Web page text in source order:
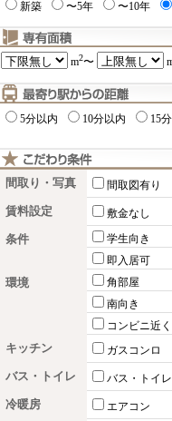
新築 〜5年 〜10年
m2〜
5分以内 10分以内 15
間取り・写真 間取図有り
賃料設定 敷金なし
条件 学生向き
即入居可
環境 角部屋
南向き
コンビニ近
キッチン ガスコンロ
バス・トイレ バス・トイレ
冷暖房 エアコン